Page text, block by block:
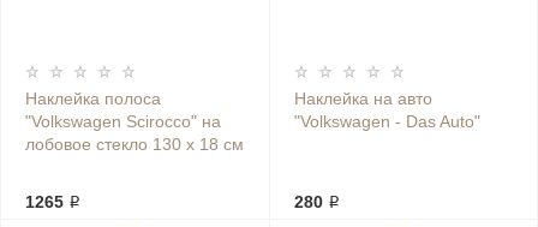
Наклейка полоса
"Volkswagen Scirocco" на
лобовое стекло 130 х 18 см
1265 ₽
Наклейка на авто
"Volkswagen - Das Auto"
280 ₽